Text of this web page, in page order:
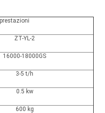
ZT-YL-2
16000-18000GS
3-5 t/h
0.5 kw
600 kg